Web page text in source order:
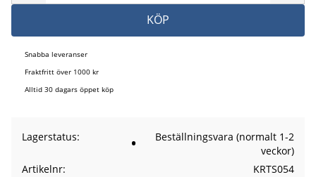
KÖP
Snabba leveranser
Fraktfritt över 1000 kr
Alltid 30 dagars öppet köp
Lagerstatus
Beställningsvara (normalt 1-2
veckor)
Artikelnr
KRTS054